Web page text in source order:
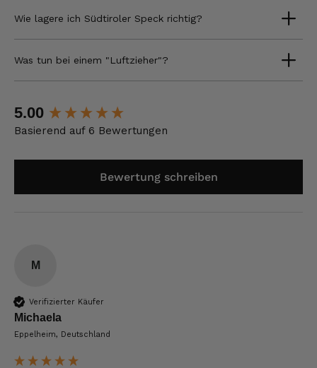
Wie lagere ich Südtiroler Speck richtig?
Was tun bei einem "Luftzieher"?
5.00
Basierend auf 6 Bewertungen
Bewertung schreiben
M
Verifizierter Käufer
Michaela
Eppelheim, Deutschland
New content loaded